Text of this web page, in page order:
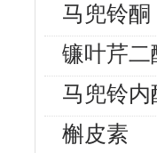
马兜铃酮
镰叶芹二
马兜铃内
槲皮素